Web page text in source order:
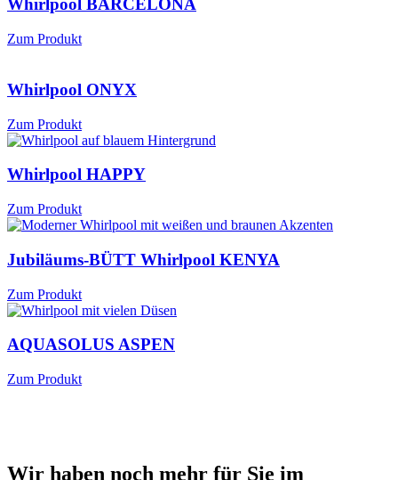
Whirlpool BARCELONA
Zum Produkt
Whirlpool ONYX
Zum Produkt
Whirlpool HAPPY
Zum Produkt
Jubiläums-BÜTT Whirlpool KENYA
Zum Produkt
AQUASOLUS ASPEN
Zum Produkt
Wir haben noch mehr für Sie im